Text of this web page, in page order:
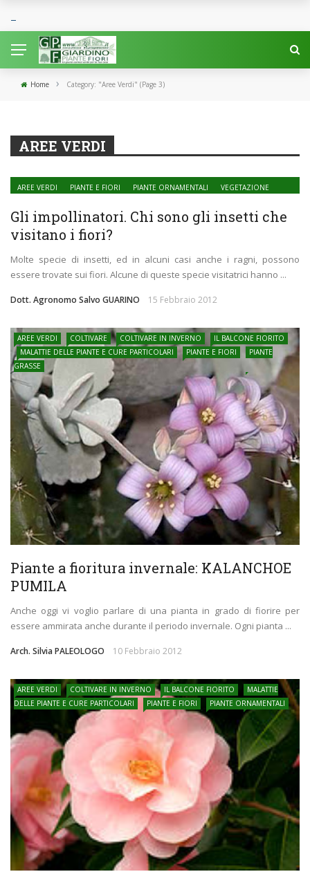
Home › Category: "Aree Verdi" (Page 3)
AREE VERDI
AREE VERDI PIANTE E FIORI PIANTE ORNAMENTALI
VEGETAZIONE
Gli impollinatori. Chi sono gli insetti che
visitano i fiori?
Molte specie di insetti, ed in alcuni casi anche i ragni, possono
essere trovate sui fiori. Alcune di queste specie visitatrici hanno ...
Dott. Agronomo Salvo GUARINO 15 Febbraio 2012
AREE VERDI COLTIVARE COLTIVARE IN INVERNO
IL BALCONE FIORITO
MALATTIE DELLE PIANTE E CURE PARTICOLARI
PIANTE E FIORI
PIANTE
GRASSE
Piante a fioritura invernale: KALANCHOE
PUMILA
Anche oggi vi voglio parlare di una pianta in grado di fiorire per
essere ammirata anche durante il periodo invernale. Ogni pianta ...
Arch. Silvia PALEOLOGO 10 Febbraio 2012
AREE VERDI COLTIVARE IN INVERNO IL BALCONE FIORITO
MALATTIE
DELLE PIANTE E CURE PARTICOLARI
PIANTE E FIORI PIANTE ORNAMENTALI